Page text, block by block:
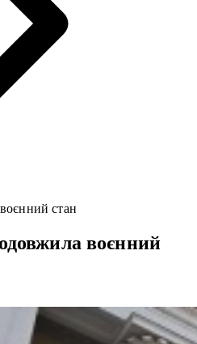
стан
воєнний